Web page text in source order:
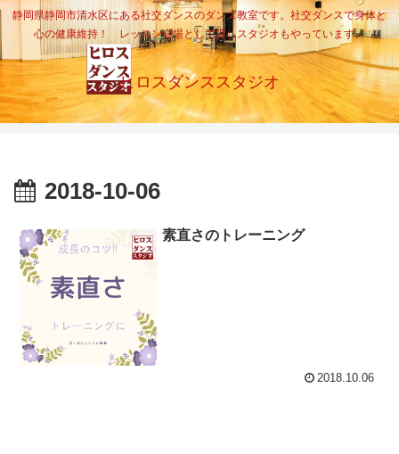
静岡県静岡市清水区にある社交ダンスのダンス教室です。社交ダンスで身体と
心の健康維持！ レッスン会場として貸しスタジオもやっています。
ヒロスダンススタジオ
2018-10-06
素直さのトレーニング
2018.10.06